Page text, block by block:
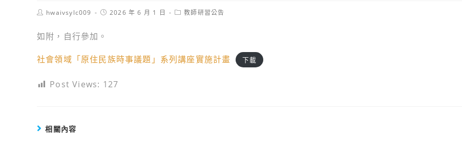
Posthwaivsylc009
Post2026 年 6 月 1 日
Post教師研習公告
如附，自行參加。
社會領域「原住民族時事議題」系列講座實施計畫 下載
Post Views: 127
相關內容